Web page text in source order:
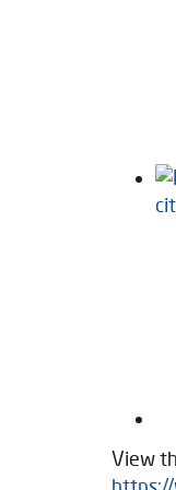
View